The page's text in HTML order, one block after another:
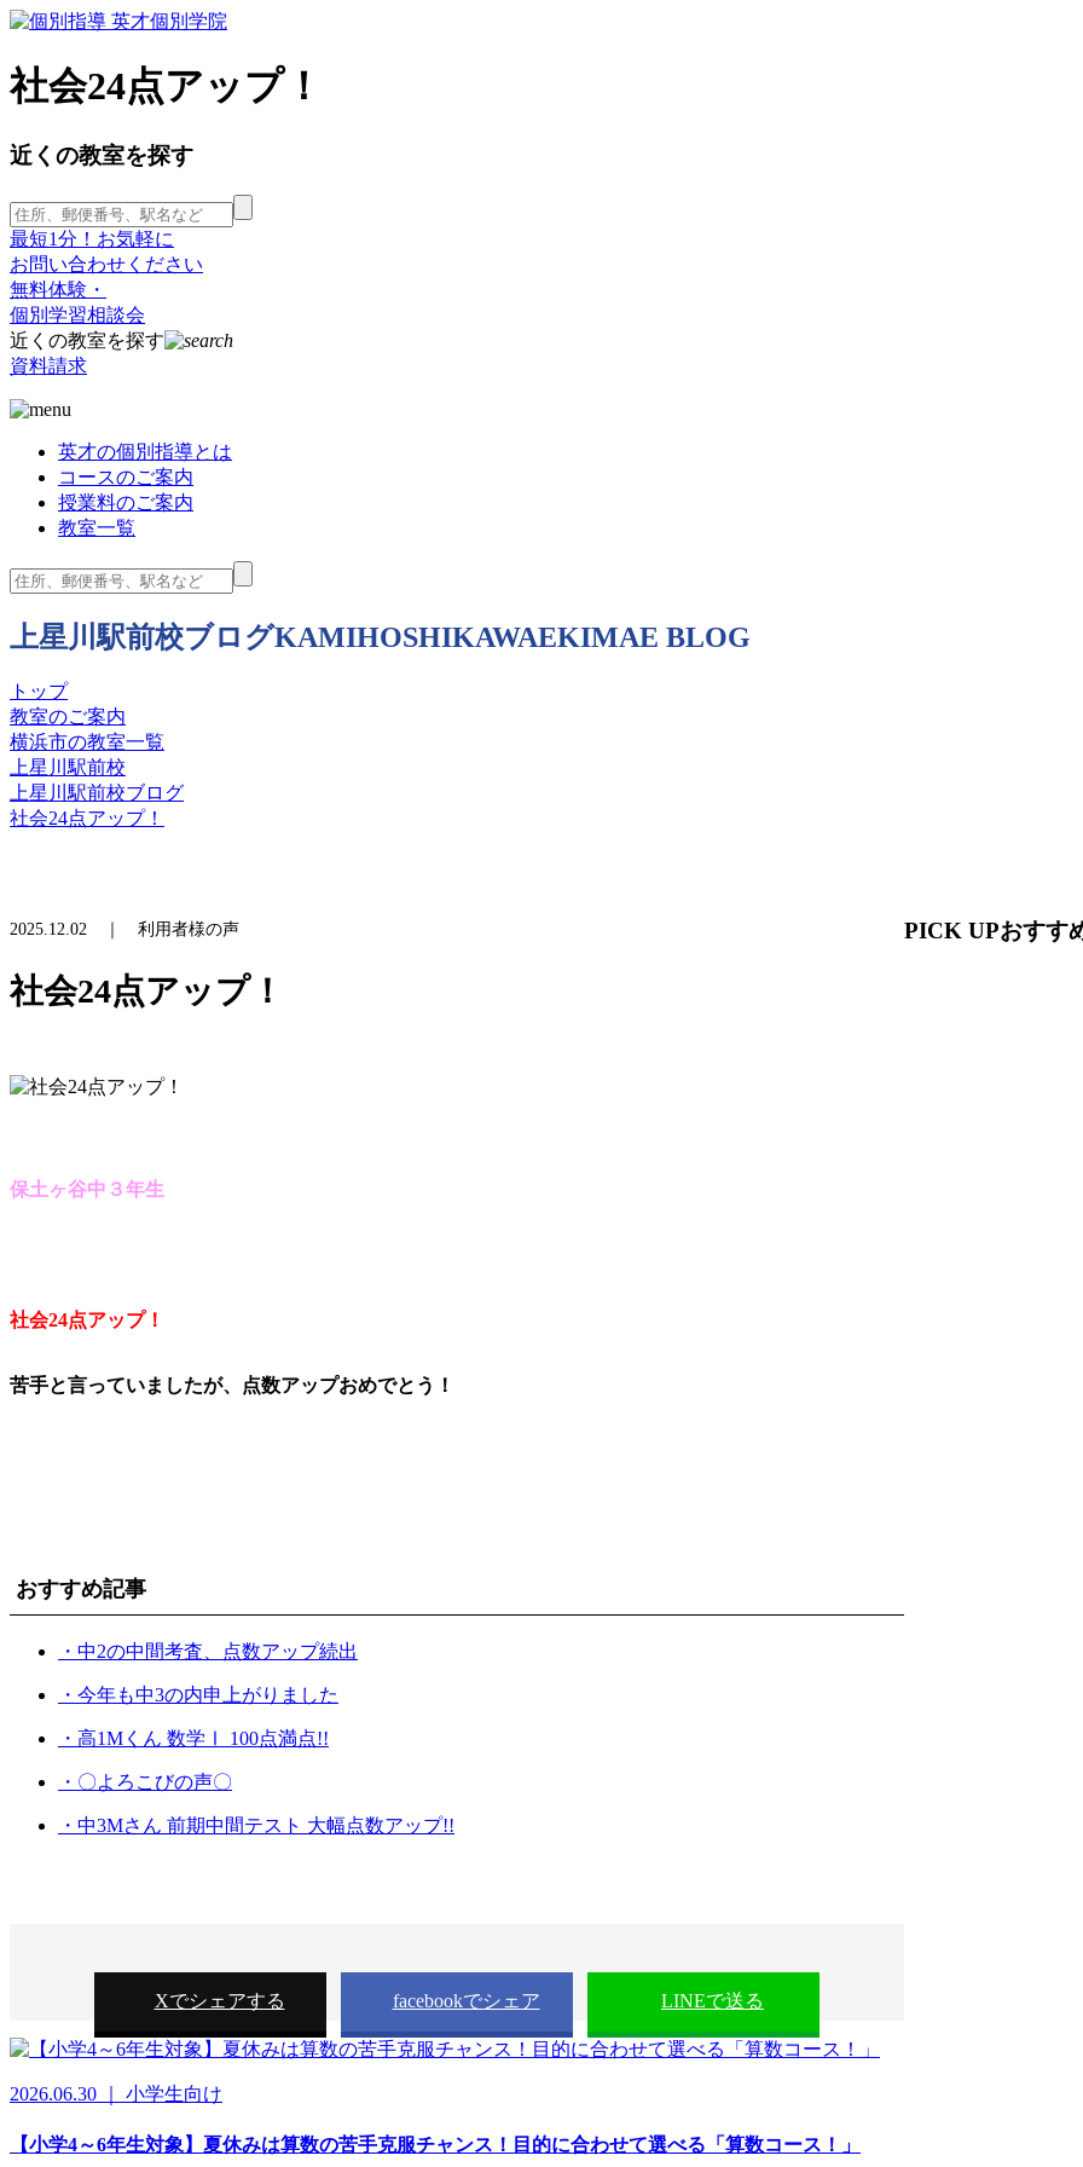
社会24点アップ！
近くの教室を探す
最短1分！お気軽に
お問い合わせください
無料体験・
個別学習相談会
近くの教室を探す
資料請求
英才の個別指導とは
コースのご案内
授業料のご案内
教室一覧
上星川駅前校ブログKAMIHOSHIKAWAEKIMAE BLOG
トップ
教室のご案内
横浜市の教室一覧
上星川駅前校
上星川駅前校ブログ
社会24点アップ！
2025.12.02 ｜ 利用者様の声
社会24点アップ！
保土ヶ谷中３年生
社会24点アップ！
苦手と言っていましたが、点数アップおめでとう！
おすすめ記事
・中2の中間考査、点数アップ続出
・今年も中3の内申上がりました
・高1Mくん 数学Ⅰ 100点満点!!
・〇よろこびの声〇
・中3Mさん 前期中間テスト 大幅点数アップ!!
Xでシェアする facebookでシェア LINEで送る
PICK UPおすす
2026.06.30 ｜ 小学生向け
【小学4～6年生対象】夏休みは算数の苦手克服チャンス！目的に合わせて選べる「算数コース！」